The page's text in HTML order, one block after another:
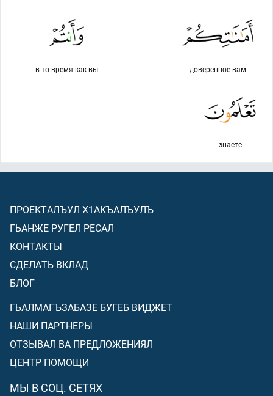
доверенное вам
в то время как вы
знаете
ПРОЕКТАЛЪУЛ Х1АКЪАЛЪУЛЪ
ГЬАНЖЕ РУГЕЛ РЕСАЛ
КОНТАКТЫ
СДЕЛАТЬ ВКЛАД
БЛОГ
ГЬАЛМАГЪЗАБАЗЕ БУГЕБ ВИДЖЕТ
НАШИ ПАРТНЕРЫ
ОТЗЫВАЛ ВА ПРЕДЛОЖЕНИЯЛ
ЦЕНТР ПОМОЩИ
МЫ В СОЦ. СЕТЯХ